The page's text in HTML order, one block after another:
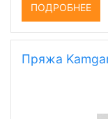
ПОДРОБНЕЕ
Пряжа